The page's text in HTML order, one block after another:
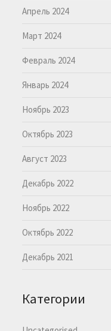
Апрель 2024
Март 2024
Февраль 2024
Январь 2024
Ноябрь 2023
Октябрь 2023
Август 2023
Декабрь 2022
Ноябрь 2022
Октябрь 2022
Декабрь 2021
Категории